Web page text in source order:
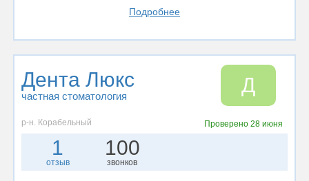
Подробнее
Дента Люкс
частная стоматология Д
р-н. Корабельный Проверено 28 июня
1
отзыв
100
звонков